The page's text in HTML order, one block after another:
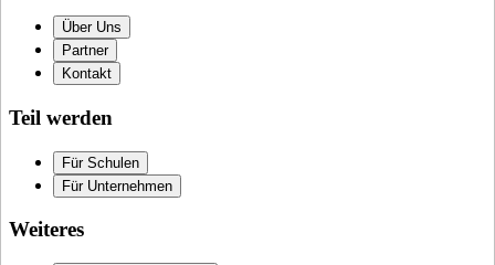
Über Uns
Partner
Kontakt
Teil werden
Für Schulen
Für Unternehmen
Weiteres